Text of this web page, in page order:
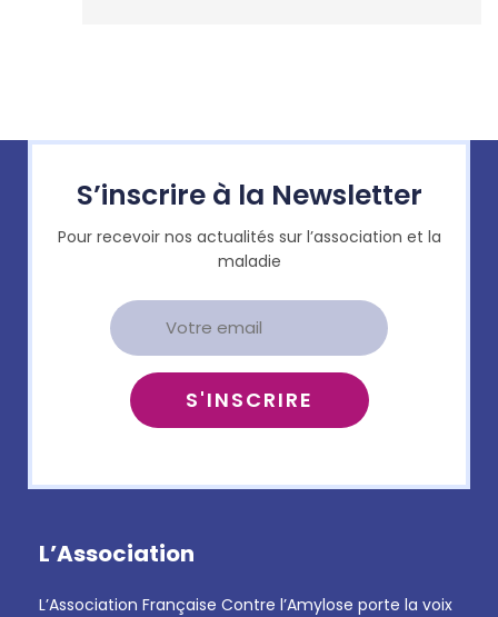
S’inscrire à la Newsletter
Pour recevoir nos actualités sur l’association et la
maladie
L’Association
L’Association Française Contre l’Amylose porte la voix